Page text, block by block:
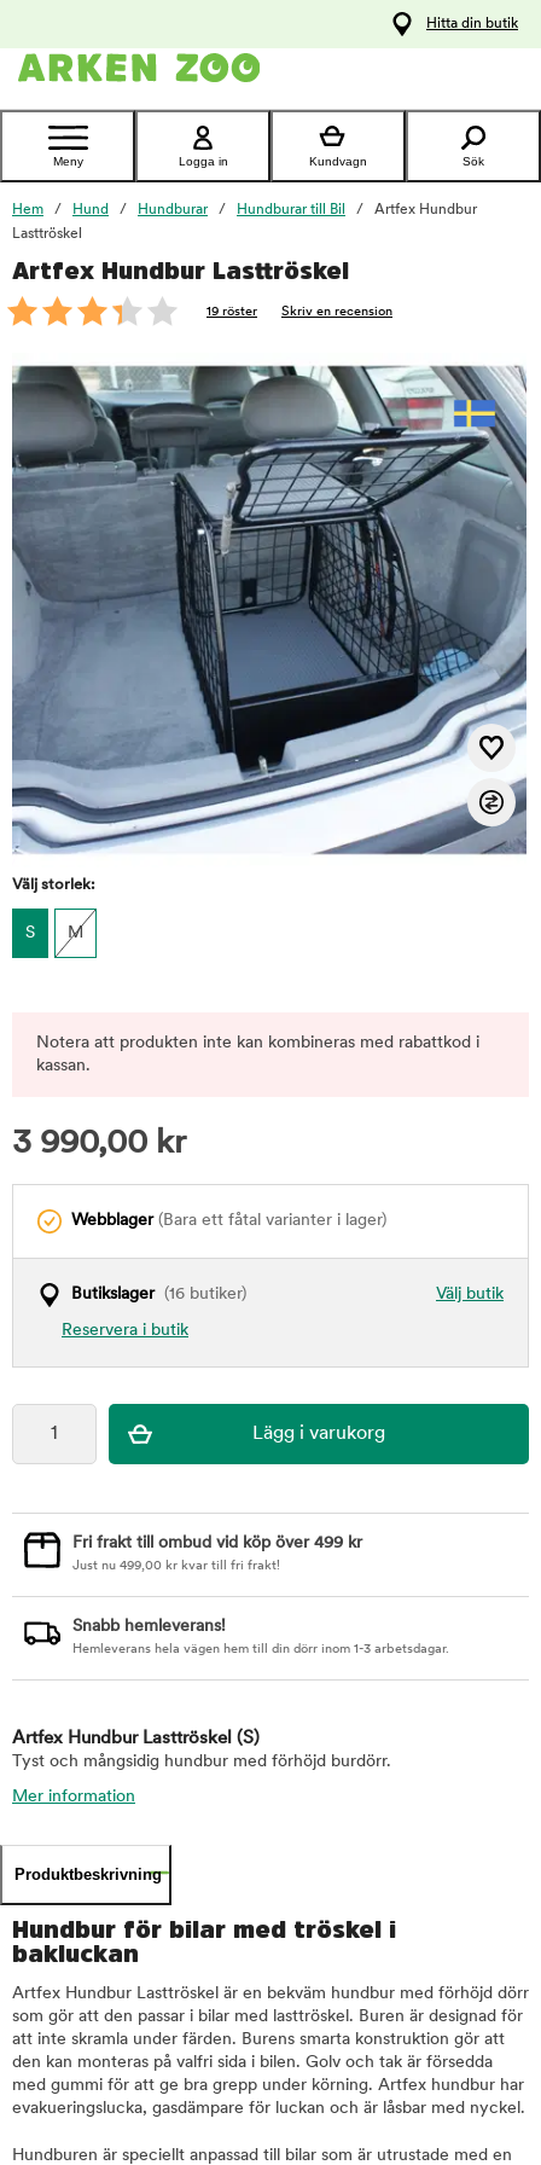
Kontakta
Hitta din butik
Meny Logga in Kundvagn Sök
Hem Hund Hundburar Hundburar till Bil
Artfex Hundbur
Lasttröskel
Artfex Hundbur Lasttröskel
19 röster Skriv en recension
Välj storlek:
S M
Notera att produkten inte kan kombineras med rabattkod i
kassan.
3 990,00 kr
Webblager(Bara ett fåtal varianter i lager)
Välj butik
Butikslager(16 butiker)
Reservera i butik
foo
Fri frakt till ombud vid köp över 499 kr
Just nu 499,00 kr kvar till fri frakt!
Snabb hemleverans!
Hemleverans hela vägen hem till din dörr inom 1-3 arbetsdagar.
Artfex Hundbur Lasttröskel (S)
Tyst och mångsidig hundbur med förhöjd burdörr.
Mer information
Produktbeskrivning
Hundbur för bilar med tröskel i
bakluckan
Artfex Hundbur Lasttröskel är en bekväm hundbur med förhöjd dörr
som gör att den passar i bilar med lasttröskel. Buren är designad för
att inte skramla under färden. Burens smarta konstruktion gör att
den kan monteras på valfri sida i bilen. Golv och tak är försedda
med gummi för att ge bra grepp under körning. Artfex hundbur har
evakueringslucka, gasdämpare för luckan och är låsbar med nyckel.
Hundburen är speciellt anpassad till bilar som är utrustade med en